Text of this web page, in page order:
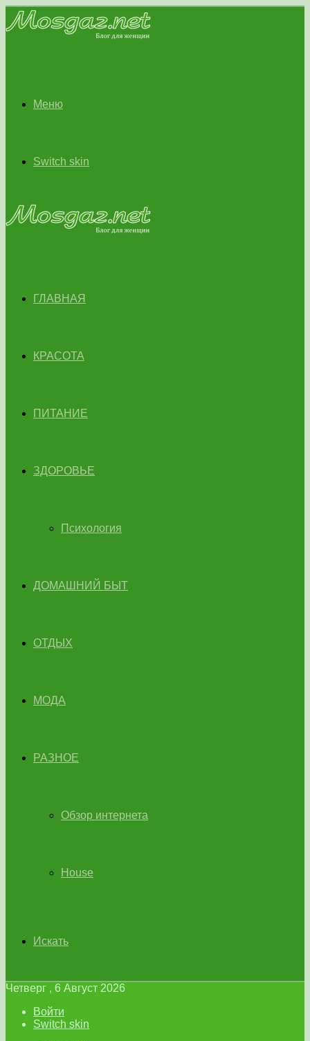
Меню
Switch skin
ГЛАВНАЯ
КРАСОТА
ПИТАНИЕ
ЗДОРОВЬЕ
Психология
ДОМАШНИЙ БЫТ
ОТДЫХ
МОДА
РАЗНОЕ
Обзор интернета
House
Искать
Четверг , 6 Август 2026
Войти
Switch skin